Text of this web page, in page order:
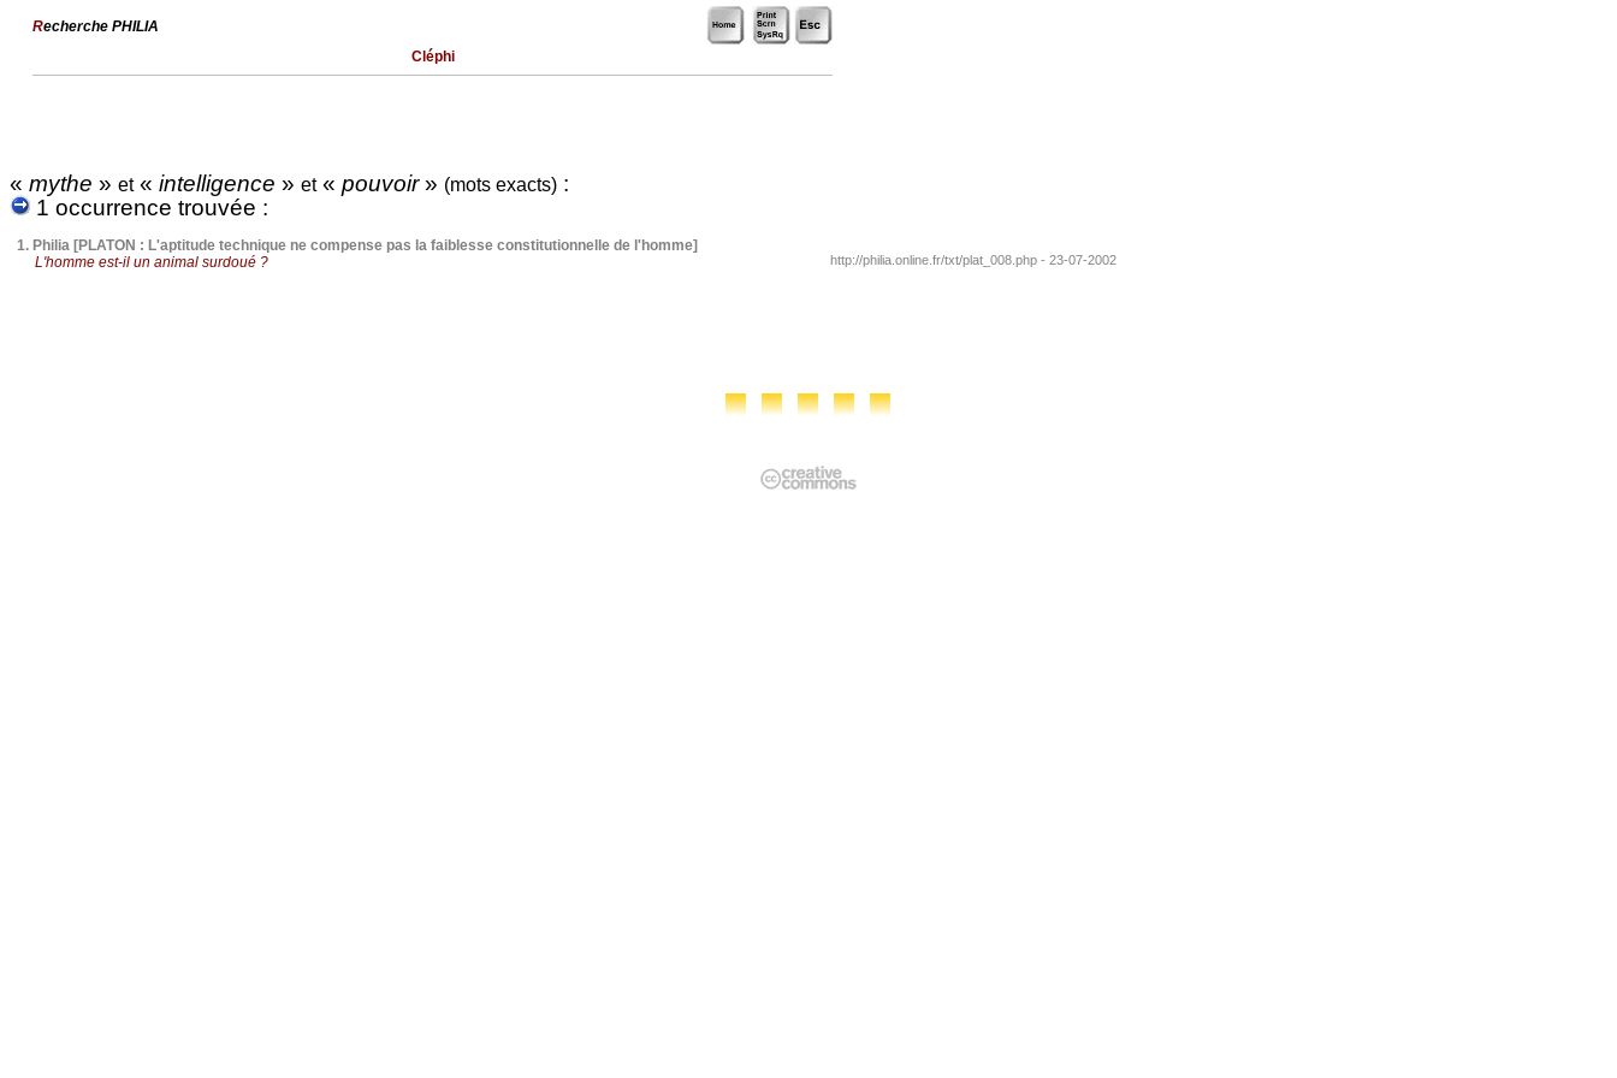
Recherche PHILIA
Cléphi
« mythe » et« intelligence » et« pouvoir» (mots exacts) :
1 occurrence trouvée :
1. Philia [PLATON : L'aptitude technique ne compense pas la faiblesse constitutionnelle de l'homme]
L'homme est-il un animal surdoué ?
http://philia.online.fr/txt/plat_008.php - 23-07-2002